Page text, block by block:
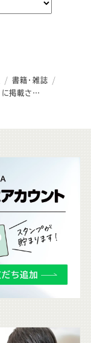
書籍・雑誌
スポーツアルバムNo.67 「SANADA」に掲載されました！